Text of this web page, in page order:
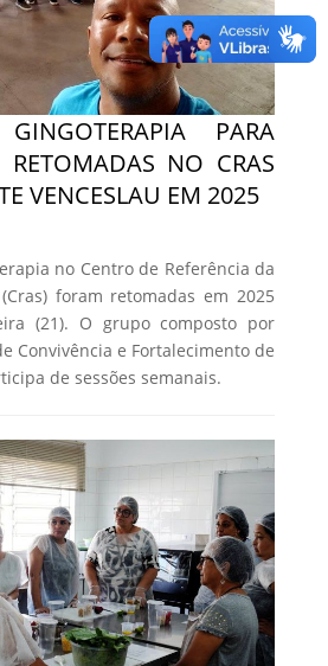
PARA
NO CRAS
VENCESLAU EM 2025
no Centro de Referência da
foram retomadas em 2025
(21). O grupo composto por
Convivência e Fortalecimento de
de sessões semanais.